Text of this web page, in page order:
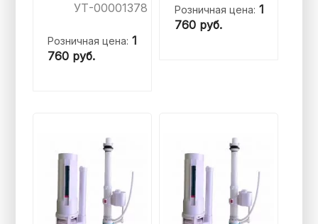
УТ-00001378
Розничная цена: 1
760 руб.
Розничная цена: 1
760 руб.